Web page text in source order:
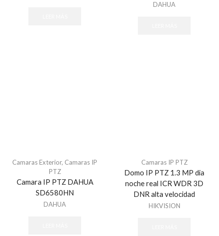
DAHUA
Camaras Exterior, Camaras IP
PTZ
Camara IP PTZ DAHUA
SD6580HN
DAHUA
Camaras IP PTZ
Domo IP PTZ 1.3 MP dia
noche real ICR WDR 3D
DNR alta velocidad
HIKVISION